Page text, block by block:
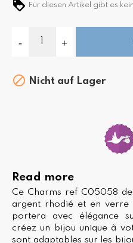
Für diesen Artikel gibt es
 Nicht auf Lager
Read more
Ce Charms ref C05058
argent rhodié et en
portera avec élégance
créez un bijou unique à
sont adaptables sur les